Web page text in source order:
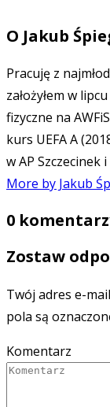
O Jakub
Pracuję z
założyłem w
fizyczne na
kurs UEFA A
w AP Szczecinek
More by Jakub
0
Zostaw
Twój adres e-
pola są
Komentarz